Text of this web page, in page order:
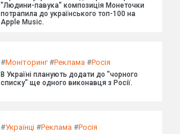
"Людини-павука" композиція Монеточки
потрапила до українського топ-100 на
Apple Music.
#Моніторинг#Реклама #Росія
В Україні планують додати до "чорного
списку" ще одного виконавця з Росії.
#Українці #Реклама #Росія